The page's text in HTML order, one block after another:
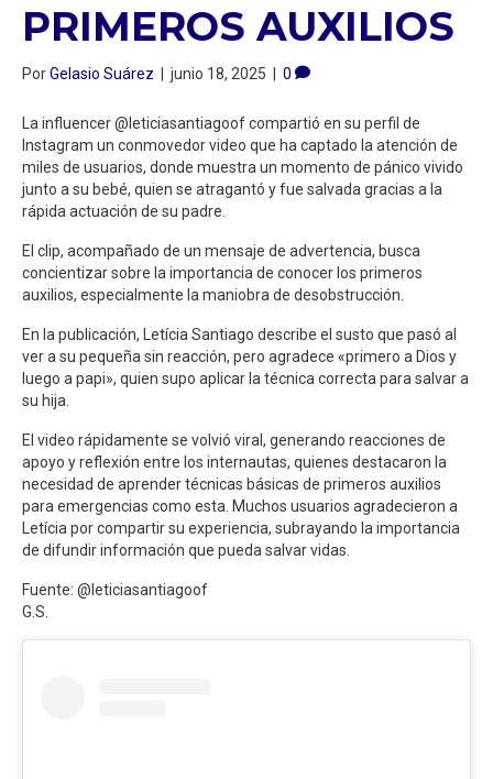
PRIMEROS AUXILIOS
PorGelasio Suárez | junio 18, 2025 | 0
La influencer @leticiasantiagoof compartió en su perfil de
Instagram un conmovedor video que ha captado la atención de
miles de usuarios, donde muestra un momento de pánico vivido
junto a su bebé, quien se atragantó y fue salvada gracias a la
rápida actuación de su padre.
El clip, acompañado de un mensaje de advertencia, busca
concientizar sobre la importancia de conocer los primeros
auxilios, especialmente la maniobra de desobstrucción.
En la publicación, Letícia Santiago describe el susto que pasó al
ver a su pequeña sin reacción, pero agradece «primero a Dios y
luego a papi», quien supo aplicar la técnica correcta para salvar a
su hija.
El video rápidamente se volvió viral, generando reacciones de
apoyo y reflexión entre los internautas, quienes destacaron la
necesidad de aprender técnicas básicas de primeros auxilios
para emergencias como esta. Muchos usuarios agradecieron a
Letícia por compartir su experiencia, subrayando la importancia
de difundir información que pueda salvar vidas.
Fuente: @leticiasantiagoof
G.S.